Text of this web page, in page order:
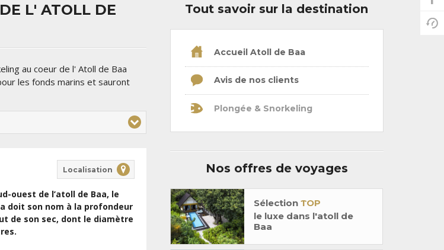
L' ATOLL DE
au coeur de l' Atoll de Baa
les fonds marins et sauront
Localisation
ouest de l’atoll de Baa, le
doit son nom à la profondeur
de son sec, dont le diamètre
Tout savoir sur la destination
Accueil Atoll de Baa
Avis de nos clients
Plongée & Snorkeling
Nos offres de voyages
SélectionTOP
le luxe dans l'atoll de
Baa